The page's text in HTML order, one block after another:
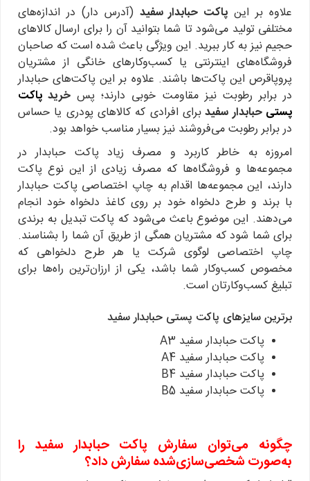
علاوه بر این پاکت حبابدار سفید (آدرس‌ دار) در اندازه‌های
مختلفی تولید می‌شود تا شما بتوانید آن را برای ارسال کالاهای
حجیم نیز به کار ببرید. این ویژگی باعث شده است که صاحبان
فروشگاه‌های اینترنتی یا کسب‌وکارهای خانگی از مشتریان
پروپاقرص این پاکت‌ها باشند. علاوه بر این پاکت‌های حبابدار
در برابر رطوبت نیز مقاومت خوبی دارند؛ پس خرید پاکت
پستی حبابدار سفیدبرای افرادی که کالاهای پودری یا حساس
در برابر رطوبت می‌فروشند نیز بسیار مناسب خواهد بود.
امروزه به خاطر کاربرد و مصرف زیاد پاکت حبابدار در
مجموعه‌ها و فروشگاه‌ها که مصرف زیادی از این نوع پاکت
دارند، این مجموعه‌ها اقدام به چاپ اختصاصی پاکت حبابدار
با برند و طرح دلخواه خود بر روی کاغذ دلخواه خود انجام
می‌دهند. این موضوع باعث می‌شود که پاکت تبدیل به برندی
برای شما شود که مشتریان همگی از طریق آن شما را بشناسند.
چاپ اختصاصی لوگوی شرکت یا هر طرح دلخواهی که
مخصوص کسب‌وکار شما باشد، یکی از ارزان‌ترین راه‌ها برای
تبلیغ کسب‌وکارتان است.
برترین سایزهای پاکت پستی حبابدار سفید
پاکت حبابدار سفید A3
پاکت حبابدار سفید A4
پاکت حبابدار سفید B4
پاکت حبابدار سفید B5
چگونه می‌توان سفارش پاکت حبابدار سفید را
به‌صورت شخصی‌سازی‌شده سفارش داد؟